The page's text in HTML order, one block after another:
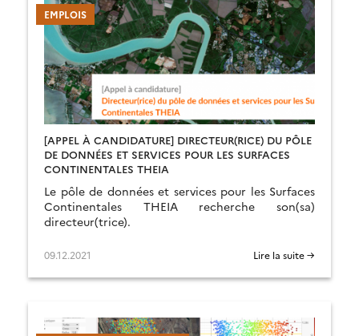
EMPLOIS
[APPEL À CANDIDATURE] DIRECTEUR(RICE) DU PÔLE
DE DONNÉES ET SERVICES POUR LES SURFACES
CONTINENTALES THEIA
Le pôle de données et services pour les Surfaces
Continentales THEIA recherche son(sa)
directeur(trice).
09.12.2021 Lire la suite →